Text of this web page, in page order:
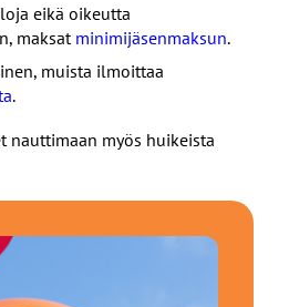
eikä oikeutta
maksat minimijäsenmaksun.
muista ilmoittaa
.
nauttimaan myös huikeista